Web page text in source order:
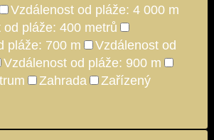
Vzdálenost od pláže: 4 000 m
od pláže: 400 metrů
pláže: 700 m
Vzdálenost od
Vzdálenost od pláže: 900 m
Zahrada Zařízený